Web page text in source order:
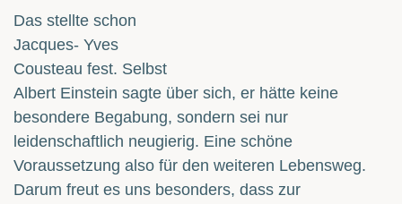
Das stellte schon
Jacques- Yves
Cousteau fest. Selbst
Albert Einstein sagte über sich, er hätte keine
besondere Begabung, sondern sei nur
leidenschaftlich neugierig. Eine schöne
Voraussetzung also für den weiteren Lebensweg.
Darum freut es uns besonders, dass zur